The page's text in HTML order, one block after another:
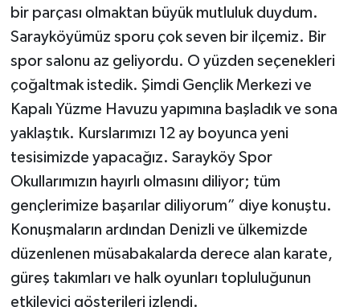
bir parçası olmaktan büyük mutluluk duydum.
Sarayköyümüz sporu çok seven bir ilçemiz. Bir
spor salonu az geliyordu. O yüzden seçenekleri
çoğaltmak istedik. Şimdi Gençlik Merkezi ve
Kapalı Yüzme Havuzu yapımına başladık ve sona
yaklaştık. Kurslarımızı 12 ay boyunca yeni
tesisimizde yapacağız. Sarayköy Spor
Okullarımızın hayırlı olmasını diliyor; tüm
gençlerimize başarılar diliyorum” diye konuştu.
Konuşmaların ardından Denizli ve ülkemizde
düzenlenen müsabakalarda derece alan karate,
güreş takımları ve halk oyunları topluluğunun
etkileyici gösterileri izlendi.